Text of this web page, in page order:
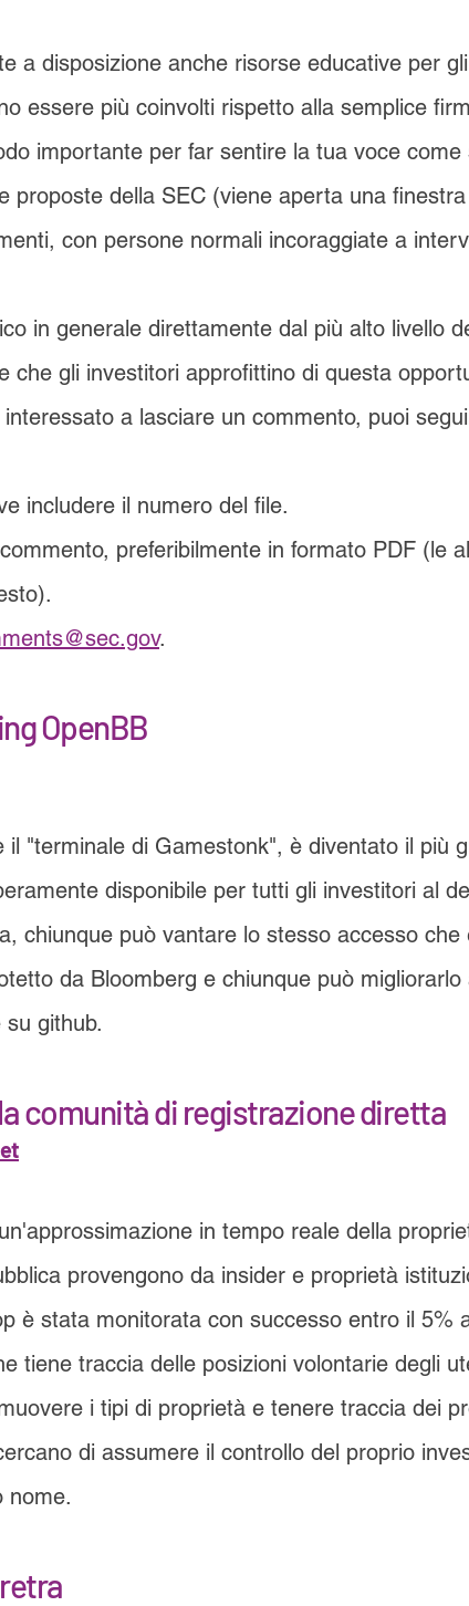
a disposizione anche risorse educative per
essere più coinvolti rispetto alla semplice
importante per far sentire la tua voce
proposte della SEC (viene aperta una
con persone normali incoraggiate a
in generale direttamente dal più alto livello
che gli investitori approfittino di questa
a lasciare un commento, puoi
includere il numero del file.
preferibilmente in formato PDF (le
.
OpenBB
il "terminale di Gamestonk", è diventato il più
disponibile per tutti gli investitori al
chiunque può vantare lo stesso accesso che
da Bloomberg e chiunque può
github.
comunità di registrazione diretta
in tempo reale della
provengono da insider e proprietà
è stata monitorata con successo entro il 5%
tiene traccia delle posizioni volontarie degli
i tipi di proprietà e tenere traccia dei
di assumere il controllo del proprio
nome.